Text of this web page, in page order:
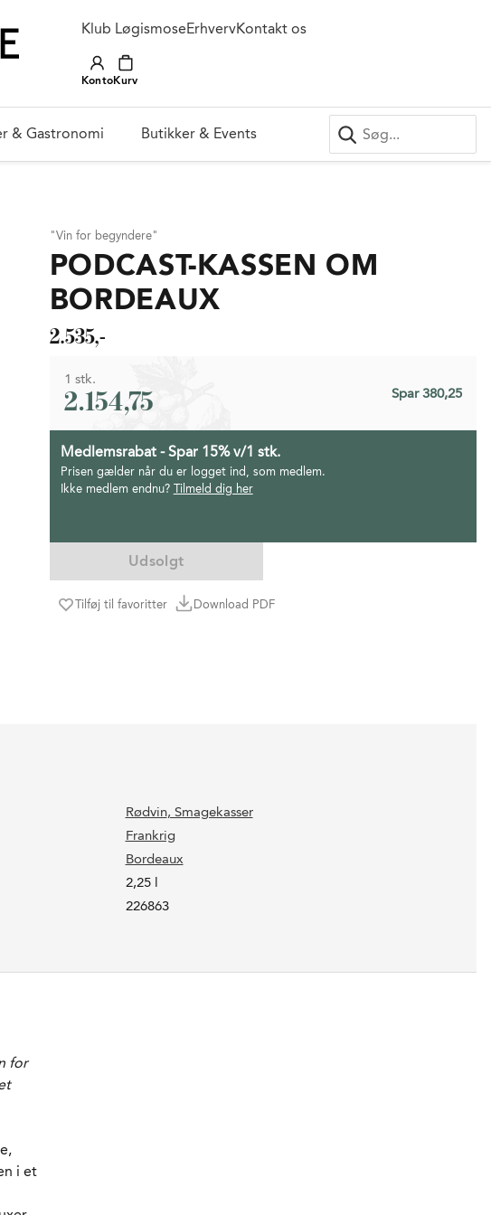
Klub LøgismoseErhvervKontakt os
KontoKurv
& Gastronomi Butikker & Events
"Vin for begyndere"
PODCAST-KASSEN OM
BORDEAUX
2.535,-
1 stk.
2.154,75 Spar 380,25
Medlemsrabat - Spar 15% v/1 stk.
Prisen gælder når du er logget ind, som medlem.
Ikke medlem endnu? Tilmeld dig her
Udsolgt
Tilføj til favoritter Download PDF
Rødvin, Smagekasser
Frankrig
Bordeaux
2,25 l
226863
for
i et